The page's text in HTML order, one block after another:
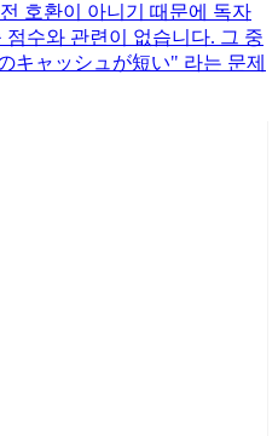
호환이 아니기 때문에 독자
수와 관련이 없습니다. 그 중
キャッシュが短い" 라는 문제